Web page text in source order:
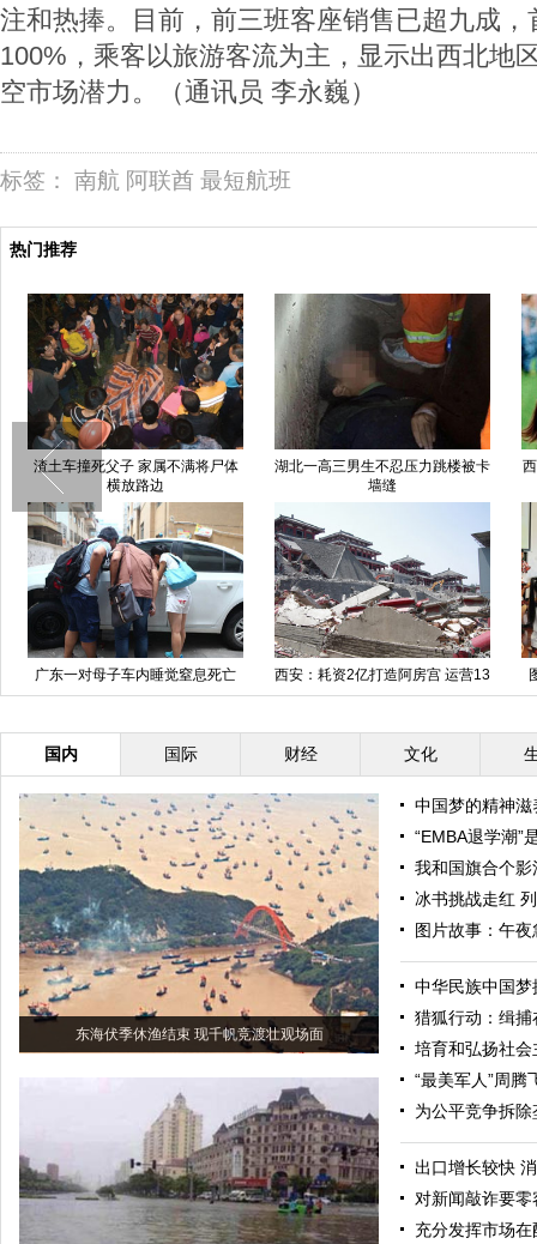
注和热捧。目前，前三班客座销售已超九成，
100%，乘客以旅游客流为主，显示出西北地
空市场潜力。（通讯员 李永巍）
标签： 南航 阿联酋 最短航班
热门推荐
渣土车撞死父子 家属不满将尸体
横放路边
湖北一高三男生不忍压力跳楼被卡
墙缝
广东一对母子车内睡觉窒息死亡
西安：耗资2亿打造阿房宫 运营13
年后因违建被拆除
国内 国际 财经 文化
东海伏季休渔结束 现千帆竞渡壮观场面
中国梦的精神
“EMBA退学潮”
我和国旗合个
冰书挑战走红
图片故事：午夜
中华民族中国梦
猎狐行动：缉
培育和弘扬社
“最美军人”周腾
为公平竞争拆除
出口增长较快
对新闻敲诈要零
充分发挥市场